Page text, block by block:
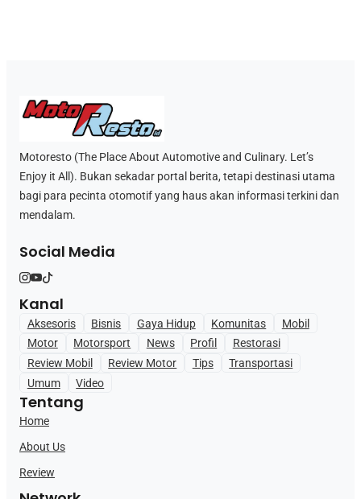
Motoresto (The Place About Automotive and Culinary. Let’s
Enjoy it All). Bukan sekadar portal berita, tetapi destinasi utama
bagi para pecinta otomotif yang haus akan informasi terkini dan
mendalam.
Social Media
Kanal
Aksesoris Bisnis Gaya Hidup Komunitas
Mobil
Motor
Motorsport News Profil
Restorasi
Review Mobil
Review Motor Tips
Transportasi
Umum
Video
Tentang
Home
About Us
Review